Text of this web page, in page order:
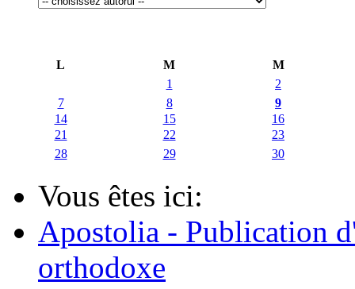
L M
M
1
2
7
8
9
14
15
16
21
22
23
28
29 30
Vous êtes ici:
Apostolia - Publication
orthodoxe